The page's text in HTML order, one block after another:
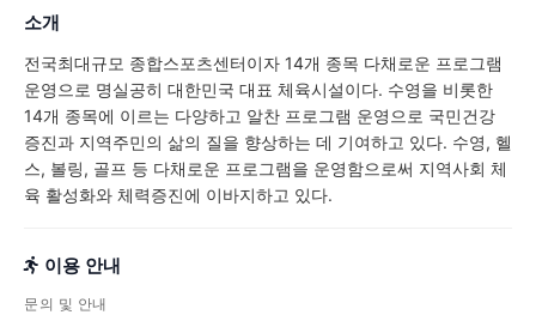
소개
전국최대규모 종합스포츠센터이자 14개 종목 다채로운 프로그램
운영으로 명실공히 대한민국 대표 체육시설이다. 수영을 비롯한
14개 종목에 이르는 다양하고 알찬 프로그램 운영으로 국민건강
증진과 지역주민의 삶의 질을 향상하는 데 기여하고 있다. 수영, 헬
스, 볼링, 골프 등 다채로운 프로그램을 운영함으로써 지역사회 체
육 활성화와 체력증진에 이바지하고 있다.
이용 안내
문의 및 안내